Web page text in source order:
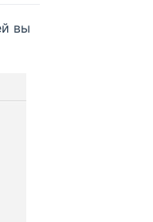
вы